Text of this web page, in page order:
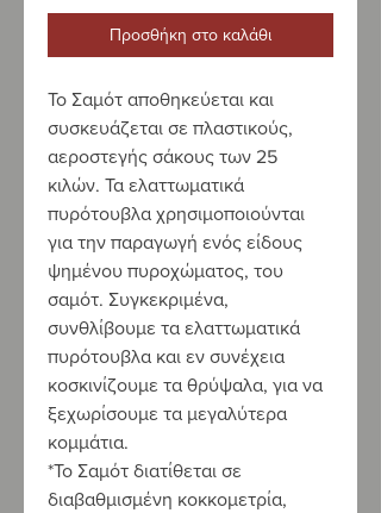
Προσθήκη στο καλάθι
Το Σαμότ αποθηκεύεται και
συσκευάζεται σε πλαστικούς,
αεροστεγής σάκους των 25
κιλών. Τα ελαττωματικά
πυρότουβλα χρησιμοποιούνται
για την παραγωγή ενός είδους
ψημένου πυροχώματος, του
σαμότ. Συγκεκριμένα,
συνθλίβουμε τα ελαττωματικά
πυρότουβλα και εν συνέχεια
κοσκινίζουμε τα θρύψαλα, για να
ξεχωρίσουμε τα μεγαλύτερα
κομμάτια.
*Το Σαμότ διατίθεται σε
διαβαθμισμένη κοκκομετρία,